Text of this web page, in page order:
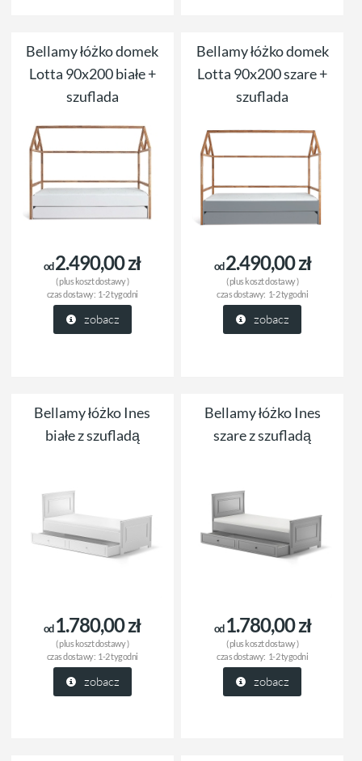
Bellamy łóżko domek
Lotta 90x200 białe +
szuflada
od2.490,00 zł
( plus koszt dostawy)
czas dostawy: 1-2 tygodni
zobacz
Bellamy łóżko domek
Lotta 90x200 szare +
szuflada
od2.490,00 zł
( plus koszt dostawy)
czas dostawy: 1-2 tygodni
zobacz
Bellamy łóżko Ines
białe z szufladą
od1.780,00 zł
( pluskoszt dostawy)
czas dostawy: 1-2 tygodni
zobacz
Bellamy łóżko Ines
szare z szufladą
od1.780,00 zł
( pluskoszt dostawy)
czas dostawy: 1-2 tygodni
zobacz